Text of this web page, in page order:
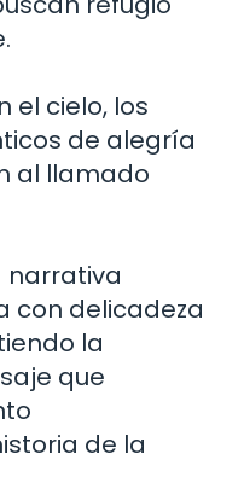
el cielo, los
de alegría
al llamado
narrativa
con delicadeza
la
que
de la